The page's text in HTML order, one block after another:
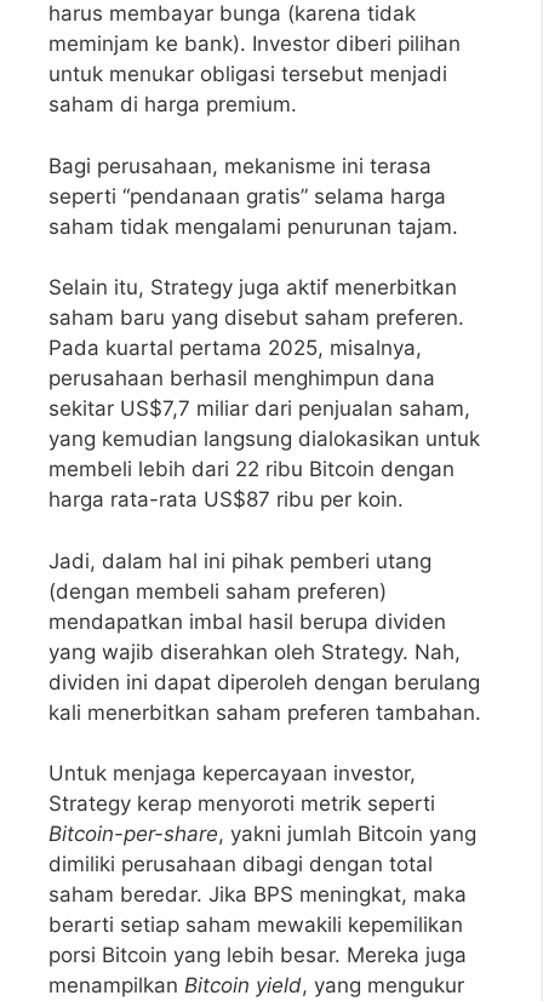
harus membayar bunga (karena tidak
meminjam ke bank). Investor diberi pilihan
untuk menukar obligasi tersebut menjadi
saham di harga premium.
Bagi perusahaan, mekanisme ini terasa
seperti “pendanaan gratis” selama harga
saham tidak mengalami penurunan tajam.
Selain itu, Strategy juga aktif menerbitkan
saham baru yang disebut saham preferen.
Pada kuartal pertama 2025, misalnya,
perusahaan berhasil menghimpun dana
sekitar US$7,7 miliar dari penjualan saham,
yang kemudian langsung dialokasikan untuk
membeli lebih dari 22 ribu Bitcoin dengan
harga rata-rata US$87 ribu per koin.
Jadi, dalam hal ini pihak pemberi utang
(dengan membeli saham preferen)
mendapatkan imbal hasil berupa dividen
yang wajib diserahkan oleh Strategy. Nah,
dividen ini dapat diperoleh dengan berulang
kali menerbitkan saham preferen tambahan.
Untuk menjaga kepercayaan investor,
Strategy kerap menyoroti metrik seperti
Bitcoin-per-share, yakni jumlah Bitcoin yang
dimiliki perusahaan dibagi dengan total
saham beredar. Jika BPS meningkat, maka
berarti setiap saham mewakili kepemilikan
porsi Bitcoin yang lebih besar. Mereka juga
menampilkan Bitcoin yield, yang mengukur